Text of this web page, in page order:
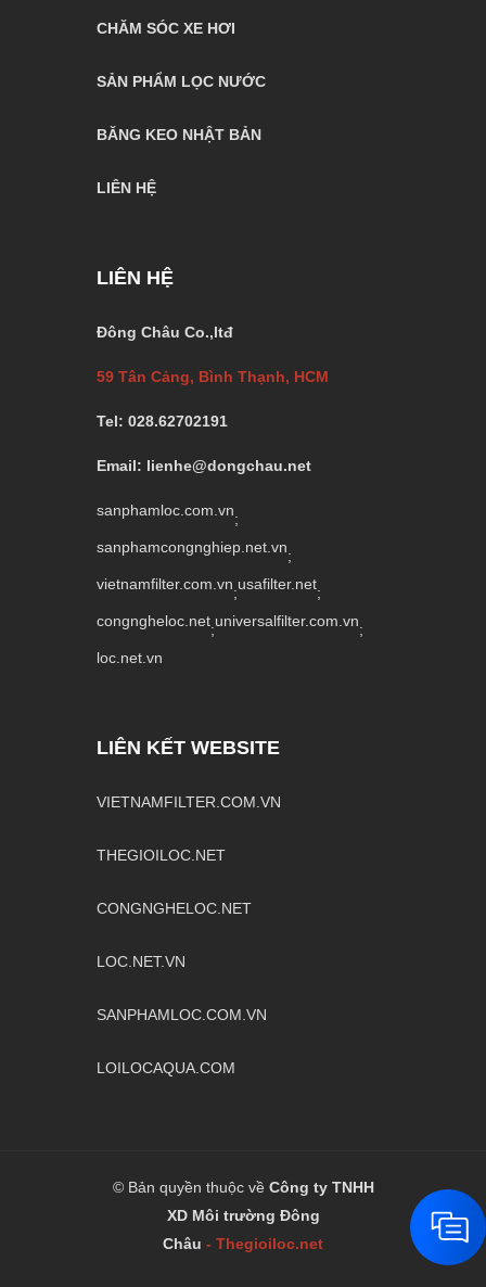
CHĂM SÓC XE HƠI
SẢN PHẨM LỌC NƯỚC
BĂNG KEO NHẬT BẢN
LIÊN HỆ
LIÊN HỆ
Đông Châu Co.,ltđ
59 Tân Cảng, Bình Thạnh, HCM
Tel: 028.62702191
Email: lienhe@dongchau.net
sanphamloc.com.vn;
sanphamcongnghiep.net.vn;
vietnamfilter.com.vn;usafilter.net;
congngheloc.net;universalfilter.com.vn;
loc.net.vn
LIÊN KẾT WEBSITE
VIETNAMFILTER.COM.VN
THEGIOILOC.NET
CONGNGHELOC.NET
LOC.NET.VN
SANPHAMLOC.COM.VN
LOILOCAQUA.COM
© Bản quyền thuộc về Công ty TNHH
XD Môi trường Đông
Châu - Thegioiloc.net